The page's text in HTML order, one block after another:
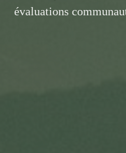
évaluations